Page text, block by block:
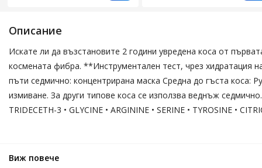
възстановяване на
фибрите, 90 мл
Описание
Искате ли да възстановите 2 години увредена коса от
космената фибра. **Инструментален тест, чрез хидратация
пъти седмично: концентрирана маска Средна до гъста коса:
измиване. За други типове коса се използва веднъж седмично.
TRIDECETH-3 • GLYCINE • ARGININE • SERINE • TYROSINE •
Виж повече